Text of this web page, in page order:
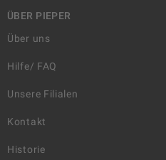
ÜBER PIEPER
Über uns
Hilfe/ FAQ
Unsere Filialen
Kontakt
Historie